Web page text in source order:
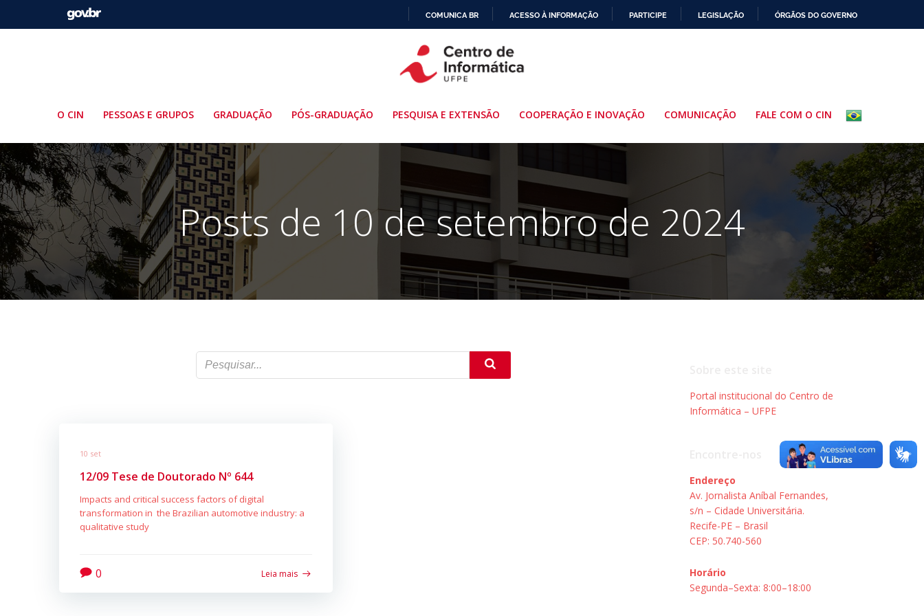
PARA
O
COMUNICA BR ACESSO À INFORMAÇÃO PARTICIPE LEGISLAÇÃO ÓRGÃOS DO GOVERNO
O CIN PESSOAS E GRUPOS GRADUAÇÃO PÓS-GRADUAÇÃO PESQUISA E EXTENSÃO COOPERAÇÃO E INOVAÇÃO COMUNICAÇÃO FALE COM O CIN
Posts de 10 de setembro de 2024
10 set
12/09 Tese de Doutorado Nº 644
Impacts and critical success factors of digital
transformation in the Brazilian automotive industry: a
qualitative study
0 Leia mais
Portal institucional do Centro de
Informática – UFPE
Endereço
Av. Jornalista Aníbal Fernandes,
s/n – Cidade Universitária.
Recife-PE – Brasil
CEP: 50.740-560
Horário
Segunda–Sexta: 8:00–18:00